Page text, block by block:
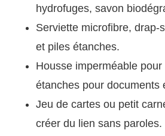
hydrofuges, savon
Serviette microfibre, drap-
et piles étanches.
Housse imperméable
étanches pour documents
Jeu de cartes ou petit
créer du lien sans paroles.